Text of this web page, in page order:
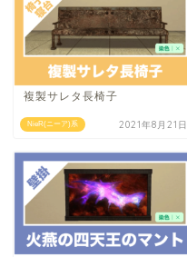
NieR(ニーア)系
複製サレタ長椅子
2021年8月21日